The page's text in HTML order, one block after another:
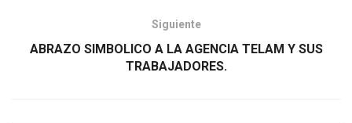
Siguiente
ABRAZO SIMBOLICO A LA AGENCIA TELAM Y SUS
TRABAJADORES.